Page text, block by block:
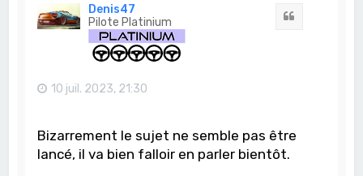
Denis47
Pilote Platinium
10 juil. 2023, 21:30
Bizarrement le sujet ne semble pas être
lancé, il va bien falloir en parler bientôt.